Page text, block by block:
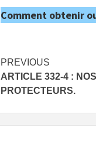
Comment obtenir
Post
navigation
PREVIOUS
ARTICLE 332-4 :
PROTECTEURS.